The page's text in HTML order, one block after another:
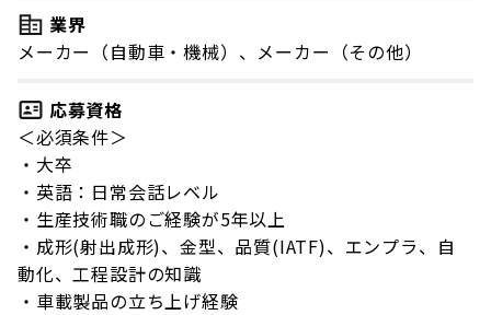
業界
メーカー（自動車・機械）、メーカー（その他）
応募資格
＜必須条件＞
・大卒
・英語：日常会話レベル
・生産技術職のご経験が5年以上
・成形(射出成形)、金型、品質(IATF)、エンプラ、自
動化、工程設計の知識
・車載製品の立ち上げ経験